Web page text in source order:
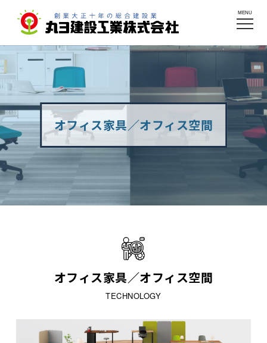
MENU
オフィス家具／オフィス空間
オフィス家具／オフィス空間
TECHNOLOGY